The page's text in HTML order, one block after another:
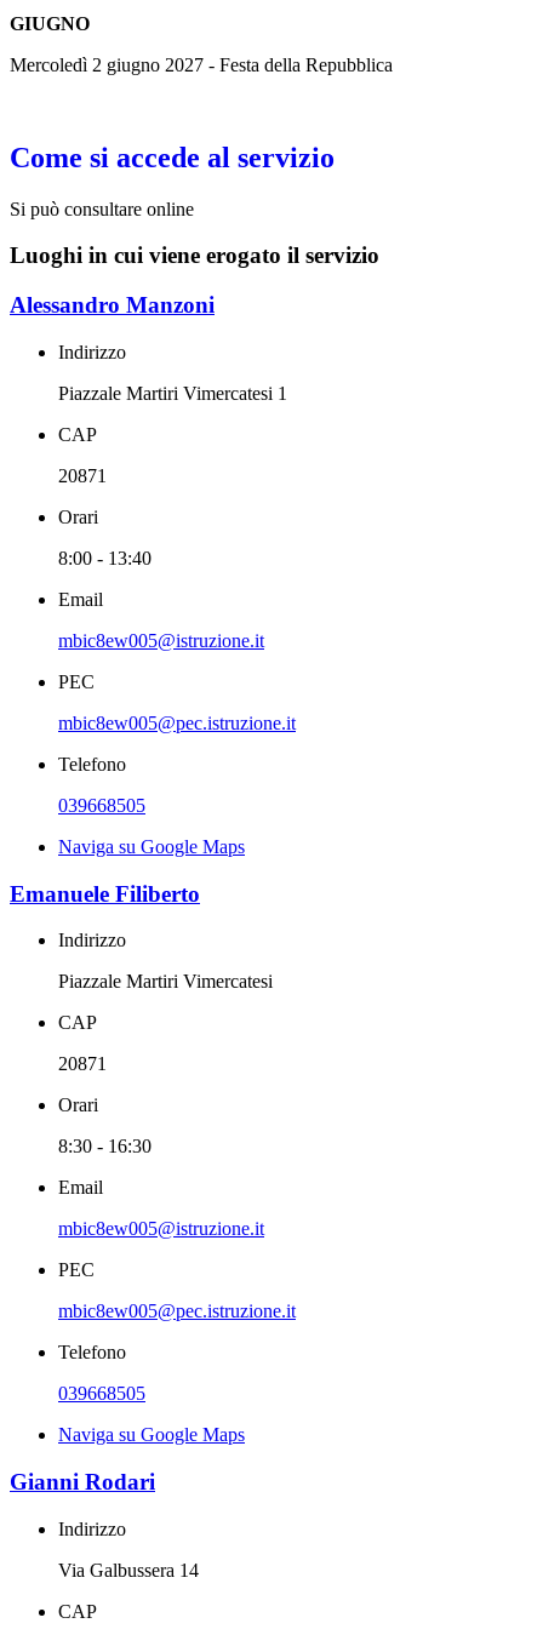
GIUGNO
Mercoledì 2 giugno 2027 - Festa della Repubblica
Come si accede al servizio
Si può consultare online
Luoghi in cui viene erogato il servizio
Alessandro Manzoni
Indirizzo
Piazzale Martiri Vimercatesi 1
CAP
20871
Orari
8:00 - 13:40
Email
mbic8ew005@istruzione.it
PEC
mbic8ew005@pec.istruzione.it
Telefono
039668505
Naviga su Google Maps
Emanuele Filiberto
Indirizzo
Piazzale Martiri Vimercatesi
CAP
20871
Orari
8:30 - 16:30
Email
mbic8ew005@istruzione.it
PEC
mbic8ew005@pec.istruzione.it
Telefono
039668505
Naviga su Google Maps
Gianni Rodari
Indirizzo
Via Galbussera 14
CAP